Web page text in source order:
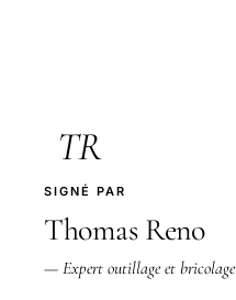
TR
SIGNÉ PAR
Thomas Reno
— Expert outillage et bricolage